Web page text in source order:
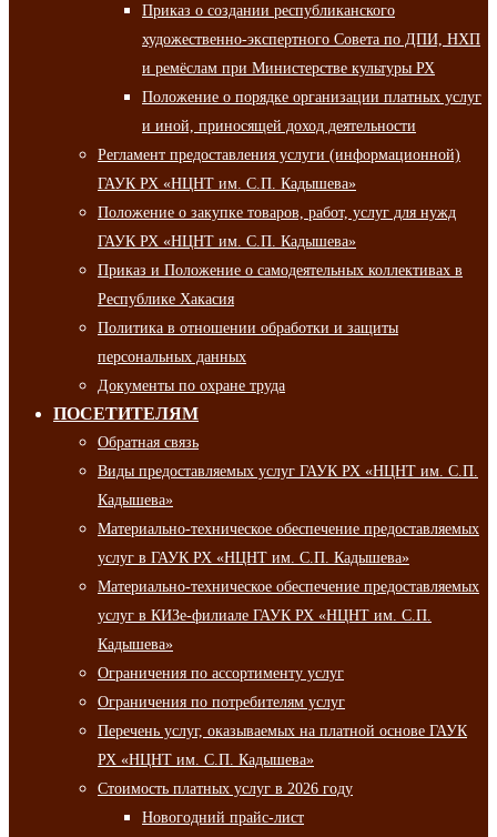
Приказ о создании республиканского
художественно-экспертного Совета по ДПИ, НХП
и ремёслам при Министерстве культуры РХ
Положение о порядке организации платных услуг
и иной, приносящей доход деятельности
Регламент предоставления услуги (информационной)
ГАУК РХ «НЦНТ им. С.П. Кадышева»
Положение о закупке товаров, работ, услуг для нужд
ГАУК РХ «НЦНТ им. С.П. Кадышева»
Приказ и Положение о самодеятельных коллективах в
Республике Хакасия
Политика в отношении обработки и защиты
персональных данных
Документы по охране труда
ПОСЕТИТЕЛЯМ
Обратная связь
Виды предоставляемых услуг ГАУК РХ «НЦНТ им. С.П.
Кадышева»
Материально-техническое обеспечение предоставляемых
услуг в ГАУК РХ «НЦНТ им. С.П. Кадышева»
Материально-техническое обеспечение предоставляемых
услуг в КИЗе-филиале ГАУК РХ «НЦНТ им. С.П.
Кадышева»
Ограничения по ассортименту услуг
Ограничения по потребителям услуг
Перечень услуг, оказываемых на платной основе ГАУК
РХ «НЦНТ им. С.П. Кадышева»
Стоимость платных услуг в 2026 году
Новогодний прайс-лист